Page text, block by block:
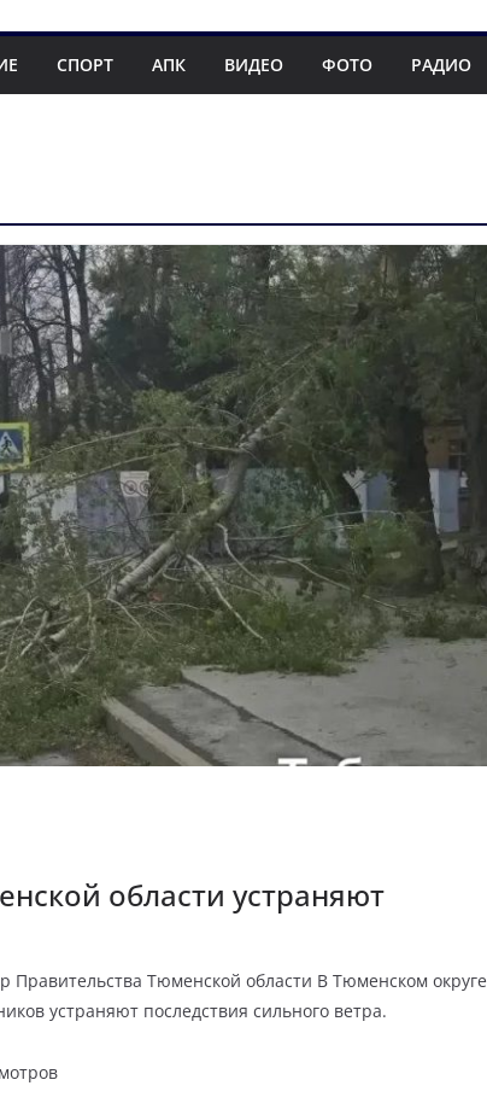
СПОРТ АПК ВИДЕО ФОТО РАДИО
области устраняют
Тюменской области В Тюменском округе
устраняют последствия сильного ветра.